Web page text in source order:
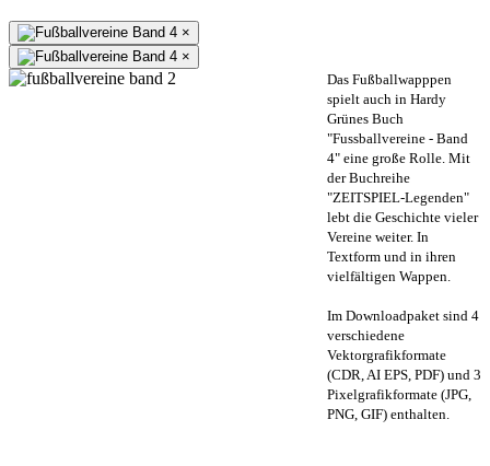
×
×
Das Fußballwapppen
spielt auch in Hardy
Grünes Buch
"Fussballvereine - Band
4" eine große Rolle. Mit
der Buchreihe
"ZEITSPIEL-Legenden"
lebt die Geschichte vieler
Vereine weiter. In
Textform und in ihren
vielfältigen Wappen.
Im Downloadpaket sind 4
verschiedene
Vektorgrafikformate
(CDR, AI EPS, PDF) und 3
Pixelgrafikformate (JPG,
PNG, GIF) enthalten.